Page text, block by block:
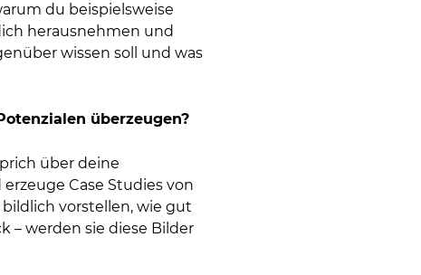
du beispielsweise
herausnehmen und
wissen soll und was
überzeugen?
über deine
Case Studies von
vorstellen, wie gut
– werden sie diese Bilder